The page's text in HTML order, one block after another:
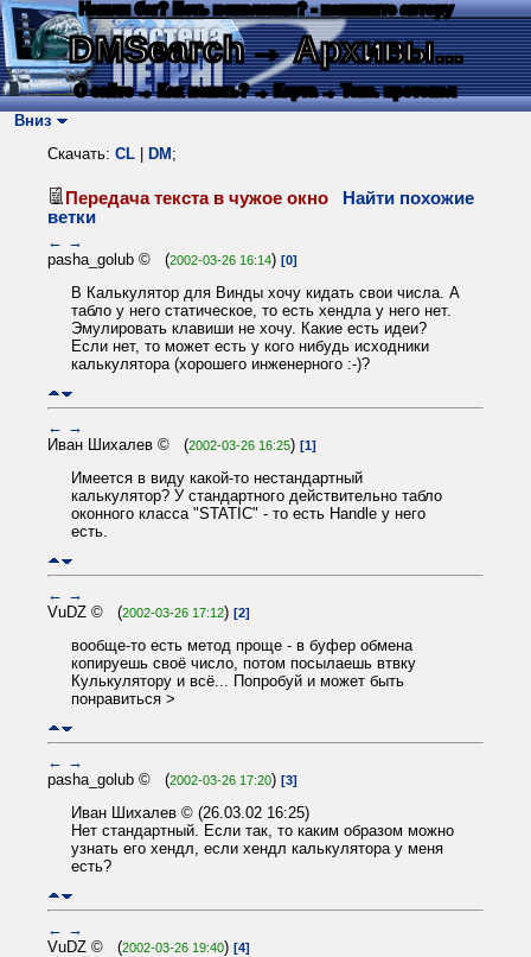
Нашли баг? Есть пожелания? - напишите автору
DMSearch→ Архивы...
О сайте → Как искать? → Карта → Текс. протокол
Вниз
Скачать: CL DM ;
Передача текста в чужое окно
Найти похожие
ветки
← →
pasha_golub © (2002-03-26 16:14) [0]
В Калькулятор для Винды хочу кидать свои числа. А
табло у него статическое, то есть хендла у него нет.
Эмулировать клавиши не хочу. Какие есть идеи?
Если нет, то может есть у кого нибудь исходники
калькулятора (хорошего инженерного :-)?
← →
Иван Шихалев © (2002-03-26 16:25) [1]
Имеется в виду какой-то нестандартный
калькулятор? У стандартного действительно табло
оконного класса "STATIC" - то есть Handle у него
есть.
← →
VuDZ © (2002-03-26 17:12) [2]
вообще-то есть метод проще - в буфер обмена
копируешь своё число, потом посылаешь втвку
Кулькулятору и всё... Попробуй и может быть
понравиться >
← →
pasha_golub © (2002-03-26 17:20) [3]
Иван Шихалев © (26.03.02 16:25)
Нет стандартный. Если так, то каким образом можно
узнать его хендл, если хендл калькулятора у меня
есть?
← →
VuDZ © (2002-03-26 19:40) [4]